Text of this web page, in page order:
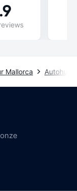
Mallorca Autohuur